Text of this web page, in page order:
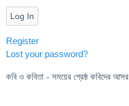
Log In
Register
Lost your password?
কবি ও কবিতা - সময়ের শ্রেষ্ঠ কবিদের আসর